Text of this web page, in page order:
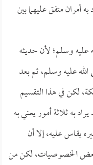
أمران متفق عليهما بين
عليه وسلم؛ لأن حديثه
الله عليه وسلم، ثم بعد
لكن في هذا التقسيم
به ثلاثة أمور يعني به
يقاس عليه، إلا أن
بعض الخصوصيات، لكن من